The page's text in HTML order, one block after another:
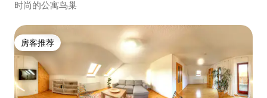
时尚的公寓鸟巢
房客推荐
房客推荐